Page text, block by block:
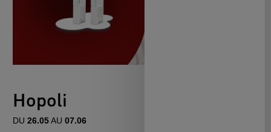
Hopoli
DU 26.05AU 07.06